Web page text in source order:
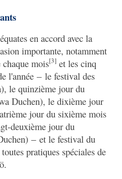
en accord avec la
importante, notamment
mois[3] et les cinq
l'année ‒ le festival des
le quinzième jour du
Duchen), le dixième jour
jour du sixième mois
deuxième jour du
‒ et le festival du
pratiques spéciales de